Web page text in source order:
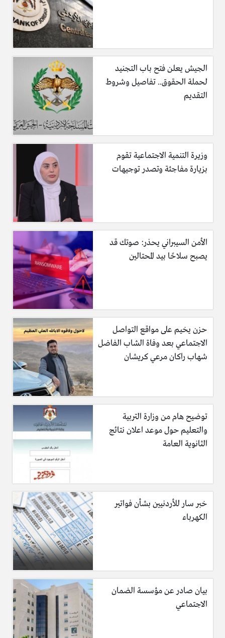
الجيش يعلن فتح باب التجنيد
لحملة الحقوق.. تفاصيل وشروط
التقديم
وزيرة التنمية الاجتماعية تقوم
بزيارة مفاجئة وتصدر توجيهات
الأمن السيبراني يحذر: صوتك قد
يصبح سلاحًا بيد المحتالين
حزن يخيم على مواقع التواصل
الاجتماعي بعد وفاة الشاب الفاضل
شهاب راكان مرعي كريشان
توضيح هام من وزارة التربية
والتعليم حول موعد اعلان نتائج
الثانوية العامة
خبر سار للأردنيين بشأن فواتير
الكهرباء
بيان صادر عن مؤسسة الضمان
الاجتماعي